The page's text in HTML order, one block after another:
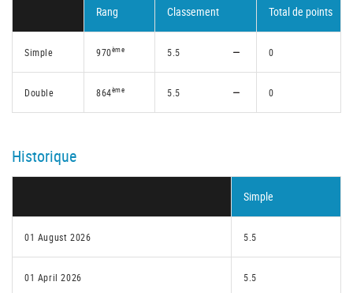
Rang Classement Total de points
Simple 970ème 5.5 0
Double 864ème 5.5 0
Historique
Simple
01 August 2026 5.5
01 April 2026 5.5